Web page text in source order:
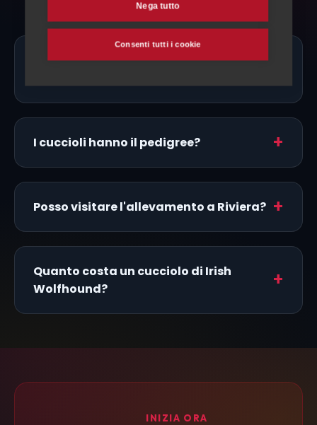
Ci sono allevatori di Irish Wolfhound
I cuccioli hanno il pedigree?
Posso visitare l'allevamento a Riviera?
Quanto costa un cucciolo di Irish
Wolfhound?
INIZIA ORA
Nega tutto
Consenti tutti i cookie